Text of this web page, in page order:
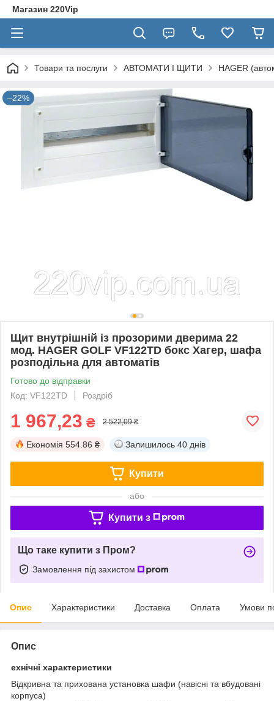
Магазин 220Vip
Товари та послуги АВТОМАТИ І ЩИТИ HAGER
–22%
Щит внутрішній із прозорими дверима 22
мод. HAGER GOLF VF122TD бокс Хагер, шафа
розподільна для автоматів
Готово до відправки
Код: VF122TD
Роздріб
1 967,23 ₴ 2 522,09 ₴
Економія 554.86 ₴ Залишилось 40 днів
Купити
або
Купити з
Що таке купити з Пром?
Замовлення під захистом
Опис Характеристики Доставка Оплата Умови
Опис
ехнічні характеристики
Відкривна та прихована установка шафи (навісні та вбудовані
корпуса)